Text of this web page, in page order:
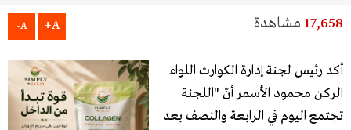
17,658 مشاهدة A+
A-
أكد رئيس لجنة إدارة الكوارث اللواء
الركن محمود الأسمر أنّ "اللجنة
تجتمع اليوم في الرابعة والنصف بعد